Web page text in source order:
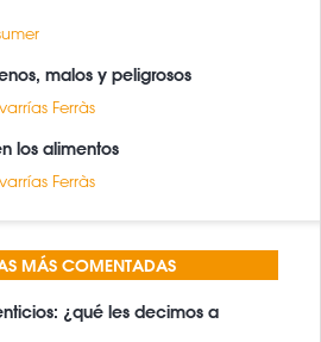
malos y peligrosos
Ferràs
los alimentos
Ferràs
MÁS COMENTADAS
¿qué les decimos a